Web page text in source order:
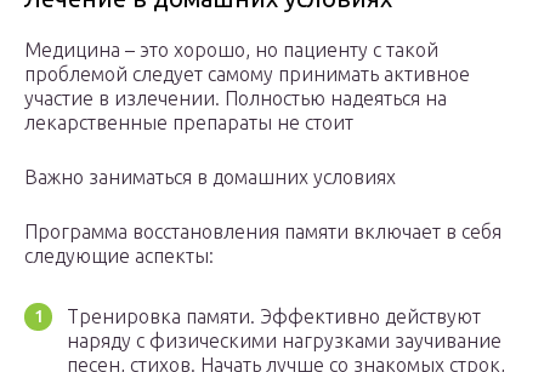
Медицина – это хорошо, но пациенту с такой
проблемой следует самому принимать активное
участие в излечении. Полностью надеяться на
лекарственные препараты не стоит
Важно заниматься в домашних условиях
Программа восстановления памяти включает в себя
следующие аспекты:
Тренировка памяти. Эффективно действуют
наряду с физическими нагрузками заучивание
песен, стихов. Начать лучше со знакомых строк,